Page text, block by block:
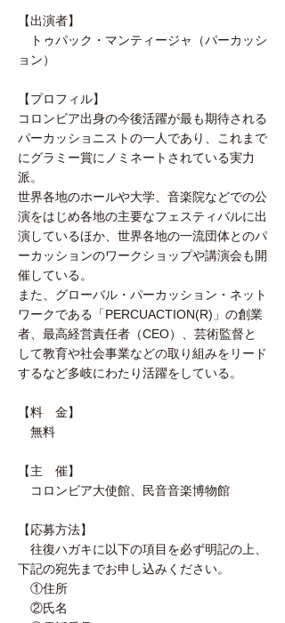
【出演者】
トゥパック・マンティージャ（パーカッシ
ョン）
【プロフィル】
コロンビア出身の今後活躍が最も期待される
パーカッショニストの一人であり、これまで
にグラミー賞にノミネートされている実力
派。
世界各地のホールや大学、音楽院などでの公
演をはじめ各地の主要なフェスティバルに出
演しているほか、世界各地の一流団体とのパ
ーカッションのワークショップや講演会も開
催している。
また、グローバル・パーカッション・ネット
ワークである「PERCUACTION(R)」の創業
者、最高経営責任者（CEO）、芸術監督と
して教育や社会事業などの取り組みをリード
するなど多岐にわたり活躍をしている。
【料 金】
無料
【主 催】
コロンビア大使館、民音音楽博物館
【応募方法】
往復ハガキに以下の項目を必ず明記の上、
下記の宛先までお申し込みください。
①住所
②氏名